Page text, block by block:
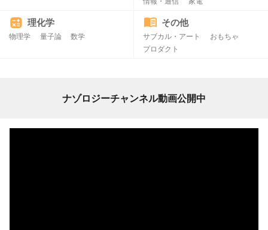
理化学
物理学 量子論 数学
その他
サブカル・アート
おもちゃ
プロダクト
ナゾロジーチャンネル動画公開中